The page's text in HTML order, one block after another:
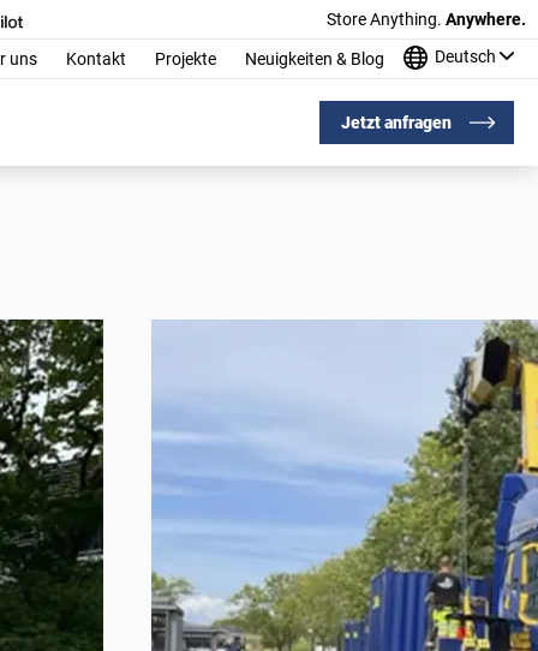
Store Anything. Anywhere.
uns Kontakt Projekte Neuigkeiten & Blog Deutsch
Jetzt anfragen